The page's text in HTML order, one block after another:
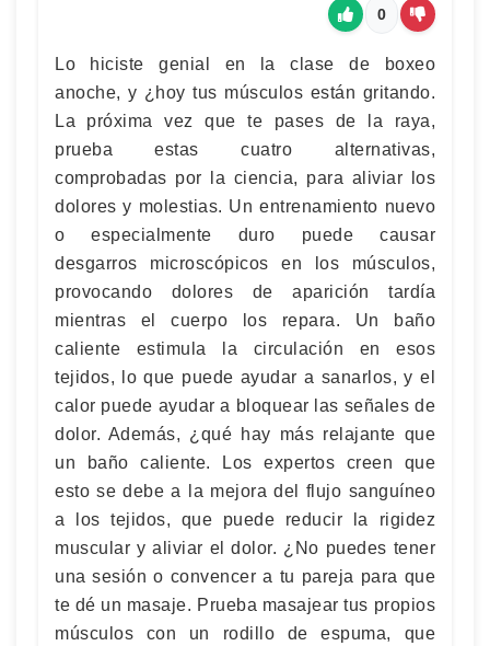
0
Lo hiciste genial en la clase de boxeo
anoche, y ¿hoy tus músculos están gritando.
La próxima vez que te pases de la raya,
prueba estas cuatro alternativas,
comprobadas por la ciencia, para aliviar los
dolores y molestias. Un entrenamiento nuevo
o especialmente duro puede causar
desgarros microscópicos en los músculos,
provocando dolores de aparición tardía
mientras el cuerpo los repara. Un baño
caliente estimula la circulación en esos
tejidos, lo que puede ayudar a sanarlos, y el
calor puede ayudar a bloquear las señales de
dolor. Además, ¿qué hay más relajante que
un baño caliente. Los expertos creen que
esto se debe a la mejora del flujo sanguíneo
a los tejidos, que puede reducir la rigidez
muscular y aliviar el dolor. ¿No puedes tener
una sesión o convencer a tu pareja para que
te dé un masaje. Prueba masajear tus propios
músculos con un rodillo de espuma, que